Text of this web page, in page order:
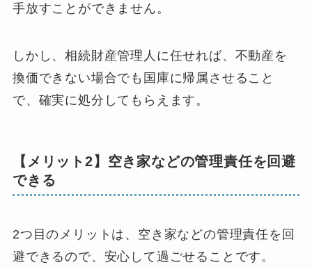
手放すことができません。
しかし、相続財産管理人に任せれば、不動産を
換価できない場合でも国庫に帰属させること
で、確実に処分してもらえます。
【メリット2】空き家などの管理責任を回避
できる
2つ目のメリットは、空き家などの管理責任を回
避できるので、安心して過ごせることです。